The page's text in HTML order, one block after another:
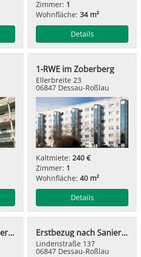
Zimmer: 1
Wohnfläche: 34 m²
Details
1-RWE im Zoberberg
Ellerbreite 23
06847 Dessau-Roßlau
Kaltmiete: 240 €
Zimmer: 1
Wohnfläche: 40 m²
Details
Erstbezug nach Sanierung - modern wohnen Erstbezug nach Sanierung
Lindenstraße 137
06847 Dessau-Roßlau